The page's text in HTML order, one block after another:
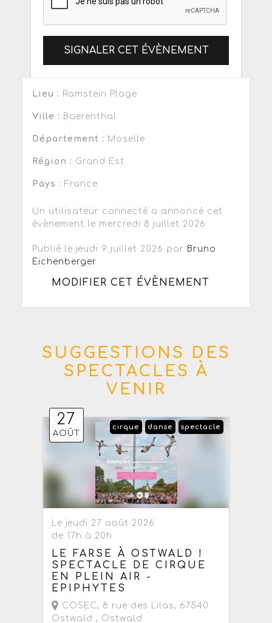
SIGNALER CET ÉVÈNEMENT
Lieu : Ramstein Plage
Ville : Baerenthal
Département : Moselle
Région : Grand Est
Pays : France
Un utilisateur connecté a annoncé cet
évènement le mercredi 8 juillet 2026
Publié le jeudi 9 juillet 2026 par Bruno
Eichenberger
MODIFIER CET ÉVÈNEMENT
SUGGESTIONS DES
SPECTACLES À
VENIR
27
AOÛT
spectacle
danse
cirque
Le jeudi 27 août 2026
de 17h à 20h
LE FARSE À OSTWALD !
SPECTACLE DE CIRQUE
EN PLEIN AIR -
EPIPHYTES
COSEC, 8 rue des Lilas, 67540
Ostwald , Ostwald